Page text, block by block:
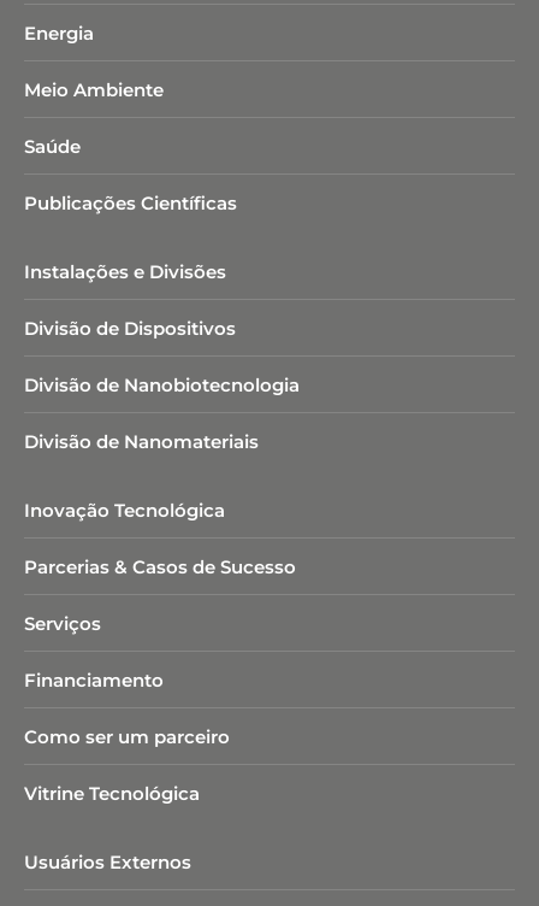
Energia
Meio Ambiente
Saúde
Publicações Científicas
Instalações e Divisões
Divisão de Dispositivos
Divisão de Nanobiotecnologia​
Divisão de Nanomateriais
Inovação Tecnológica
Parcerias & Casos de Sucesso
Serviços
Financiamento
Como ser um parceiro
Vitrine Tecnológica
Usuários Externos